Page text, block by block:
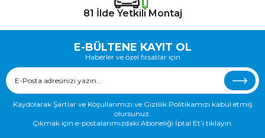
81 İlde Yetkili Montaj
E-BÜLTENE KAYIT OL
Haberler ve özel fırsatlar için
Kaydolarak Şartlar ve Koşullarımızı ve Gizlilik Politikamızı kabul etmiş
olursunuz.
Çıkmak için e-postalarımızdaki Aboneliği İptal Et’i tıklayın.